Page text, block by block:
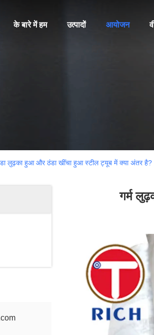
के बारे में हम उत्पादों आयोजन
लुढ़का हुआ और ठंडा खींचा हुआ स्टील ट्यूब में क्या अंतर है?
गर्म